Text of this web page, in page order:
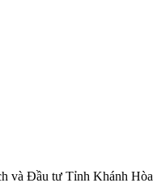
và Đầu tư Tỉnh Khánh Hòa